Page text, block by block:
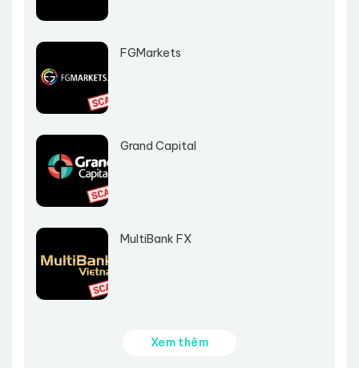
FGMarkets
Grand Capital
MultiBank FX
Xem thêm